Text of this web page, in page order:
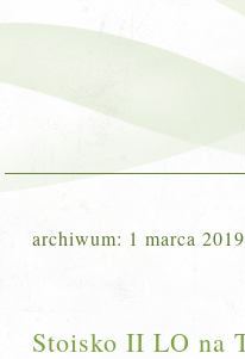
archiwum: 1 marca 2019
Stoisko II LO na